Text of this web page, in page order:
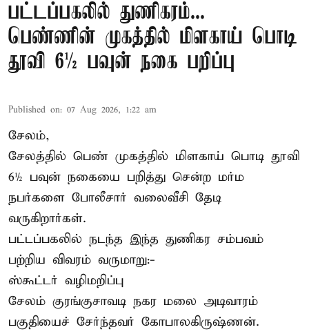
பட்டப்பகலில் துணிகரம்...
பெண்ணின் முகத்தில் மிளகாய் பொடி
தூவி 6½ பவுன் நகை பறிப்பு
Published on: 07 Aug 2026, 1:22 am
சேலம்,
சேலத்தில் பெண் முகத்தில் மிளகாய் பொடி தூவி
6½ பவுன் நகையை பறித்து சென்ற மர்ம
நபர்களை போலீசார் வலைவீசி தேடி
வருகிறார்கள்.
பட்டப்பகலில் நடந்த இந்த துணிகர சம்பவம்
பற்றிய விவரம் வருமாறு:-
ஸ்கூட்டர் வழிமறிப்பு
சேலம் குரங்குசாவடி நகர மலை அடிவாரம்
பகுதியைச் சேர்ந்தவர் கோபாலகிருஷ்ணன்.